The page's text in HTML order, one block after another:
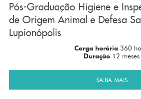
Pós-Graduação Higiene e
de Origem Animal e Defesa
Lupionópolis
Carga horária 360
Duração 12 meses
SAIBA MAIS